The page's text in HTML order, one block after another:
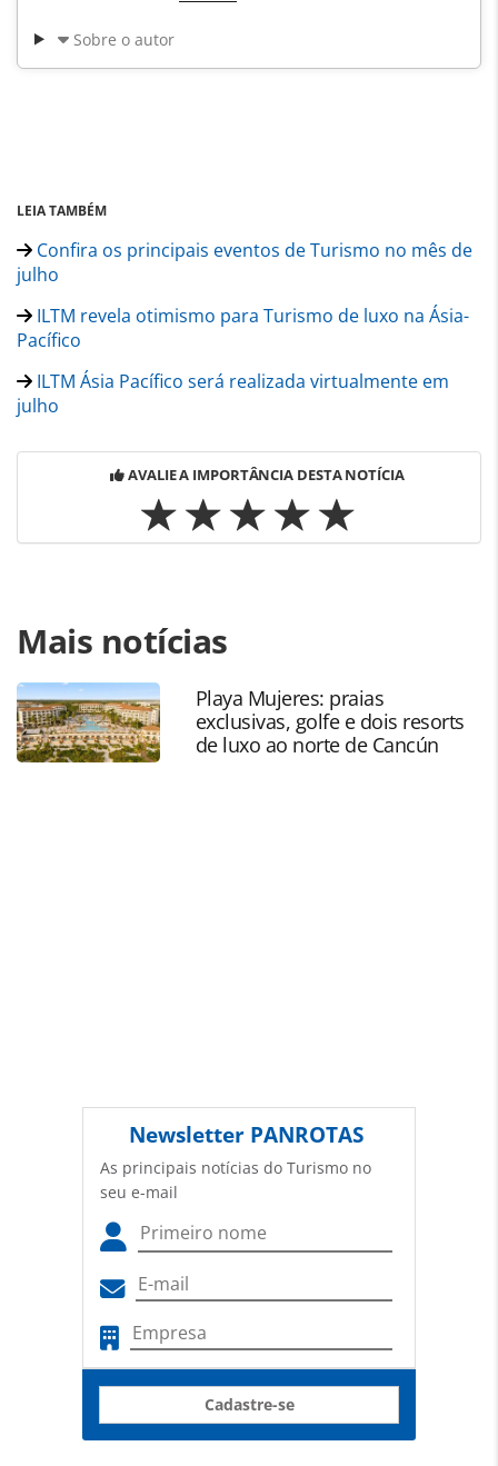
Sobre o autor
LEIA TAMBÉM
Confira os principais eventos de Turismo no mês de
julho
ILTM revela otimismo para Turismo de luxo na Ásia-
Pacífico
ILTM Ásia Pacífico será realizada virtualmente em
julho
AVALIE A IMPORTÂNCIA DESTA NOTÍCIA
https://www.panrotas.com.br/agencias-de-
viagens/viagens-de-luxo/2022/03/iltm-asia-pacifico-
anuncia-novas-datas-em-setembro-de-2022_187770.html
ou as ferramentas oferecidas na página. Todo o conteúdo
produzido pela PANROTAS Editora é protegido pela
legislação brasileira sobre direito autoral. Não reproduza o
Mais notícias
Playa Mujeres: praias
exclusivas, golfe e dois resorts
de luxo ao norte de Cancún
Newsletter PANROTAS
As principais notícias do Turismo no
seu e-mail
Cadastre-se